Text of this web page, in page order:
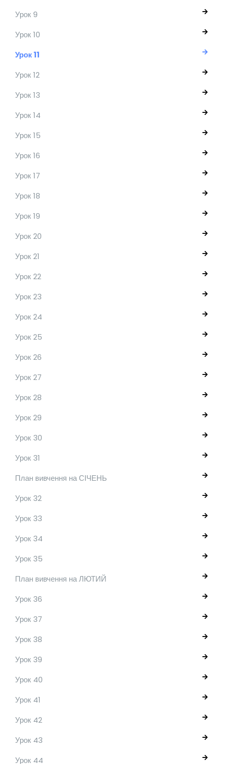
Урок 9
Урок 10
Урок 11
Урок 12
Урок 13
Урок 14
Урок 15
Урок 16
Урок 17
Урок 18
Урок 19
Урок 20
Урок 21
Урок 22
Урок 23
Урок 24
Урок 25
Урок 26
Урок 27
Урок 28
Урок 29
Урок 30
Урок 31
План вивчення на СІЧЕНЬ
Урок 32
Урок 33
Урок 34
Урок 35
План вивчення на ЛЮТИЙ
Урок 36
Урок 37
Урок 38
Урок 39
Урок 40
Урок 41
Урок 42
Урок 43
Урок 44